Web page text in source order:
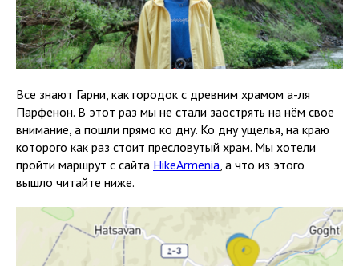
Все знают Гарни, как городок с древним храмом а-ля
Парфенон. В этот раз мы не стали заострять на нём свое
внимание, а пошли прямо ко дну. Ко дну ущелья, на краю
которого как раз стоит пресловутый храм. Мы хотели
пройти маршрут с сайта HikeArmenia, а что из этого
вышло читайте ниже.